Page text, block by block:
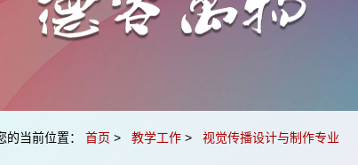
的当前位置： 首页 > 教学工作 > 视觉传播设计与制作专业